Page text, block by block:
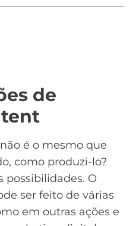
de
é o mesmo que
como produzi-lo?
possibilidades. O
ser feito de várias
em outras ações e